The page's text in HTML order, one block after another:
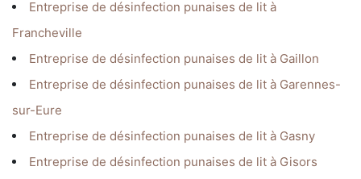
Entreprise de désinfection punaises de lit à
Francheville
Entreprise de désinfection punaises de lit à Gaillon
Entreprise de désinfection punaises de lit à Garennes-
sur-Eure
Entreprise de désinfection punaises de lit à Gasny
Entreprise de désinfection punaises de lit à Gisors